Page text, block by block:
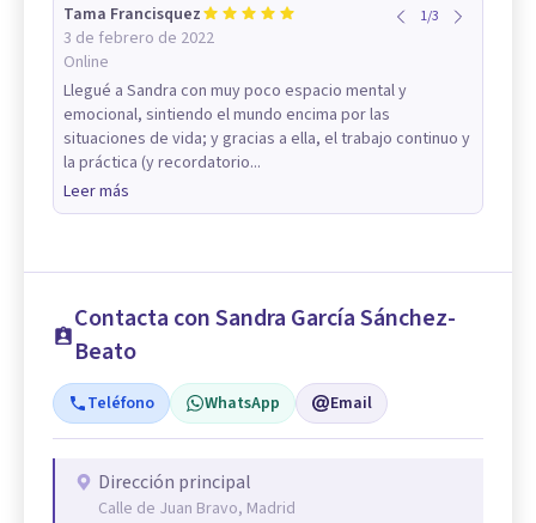
Tama Francisquez
3 de febrero de 2022
Online
1/3
Llegué a Sandra con muy poco espacio mental y
emocional, sintiendo el mundo encima por las
situaciones de vida; y gracias a ella, el trabajo continuo y
la práctica (y recordatorio...
Leer más
Contacta con Sandra García Sánchez-
Beato
Teléfono WhatsApp Email
Dirección principal
Calle de Juan Bravo, Madrid